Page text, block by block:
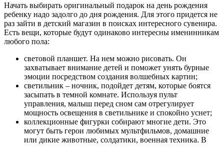
Начать выбирать оригинальный подарок на день рождения
ребенку надо задолго до дня рождения. Для этого придется не
раз зайти в детский магазин в поисках интересного сувенира.
Есть вещи, которые будут одинаково интересны именинникам
любого пола:
световой планшет. На нем можно рисовать. Он
захватывает внимание детей и поможет унять бурные
эмоции посредством создания волшебных картин;
светильник – ночник, подойдет детям, которые боятся
засыпать в темной комнате. Используя пульт
управления, малыш перед сном сам отрегулирует
мощность освещения в светильнике и спокойно уснет;
коллекционные фигурки собирают многие дети. Это
могут быть герои любимых мультфильмов, домашние
или дикие животные, солдатики, военная техника. В